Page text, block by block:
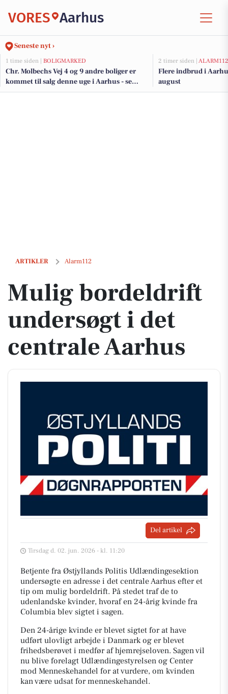
VORES Aarhus
Seneste nyt ›
1 time siden | BOLIGMARKED
Chr. Molbechs Vej 4 og 9 andre boliger er
kommet til salg denne uge i Aarhus - se
boligerne her.
2 timer siden | ALARM112
Flere indbrud i
august
ARTIKLER Alarm112
Mulig bordeldrift undersøgt i det centrale Aarhus
Mulig bordeldrift
undersøgt i det
centrale Aarhus
Del artikel
Tirsdag d. 02. jun. 2026 - kl. 11:20
Betjente fra Østjyllands Politis Udlændingesektion
undersøgte en adresse i det centrale Aarhus efter et
tip om mulig bordeldrift. På stedet traf de to
udenlandske kvinder, hvoraf en 24-årig kvinde fra
Columbia blev sigtet i sagen.
Den 24-årige kvinde er blevet sigtet for at have
udført ulovligt arbejde i Danmark og er blevet
frihedsberøvet i medfør af hjemrejseloven. Sagen vil
nu blive forelagt Udlændingestyrelsen og Center
mod Menneskehandel for at vurdere, om kvinden
kan være udsat for menneskehandel.